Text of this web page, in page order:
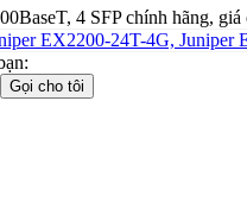
4 SFP chính hãng,